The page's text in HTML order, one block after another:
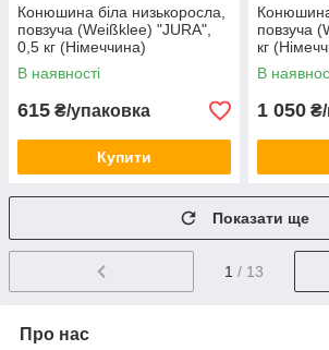
Конюшина біла низькоросла,
повзуча (Weißklee) "JURА",
0,5 кг (Німеччина)
В наявності
615 ₴/упаковка
Купити
повзуча
кг
В
1 050 ₴/
Показати ще
1 / 13
Про нас